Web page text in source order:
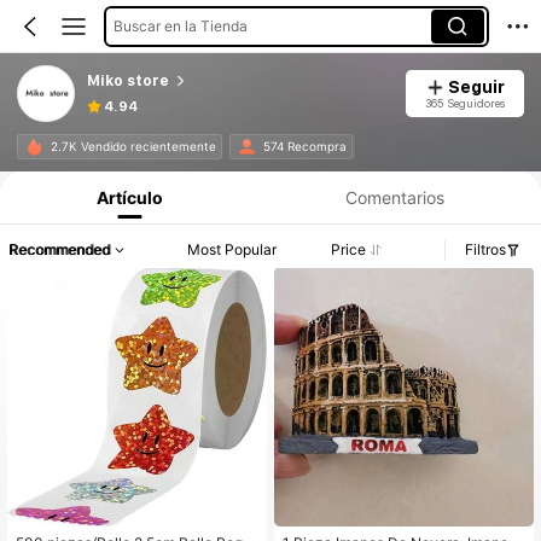
Buscar en la Tienda
Miko store
4.94
Seguir
365 Seguidores
2.7K Vendido recientemente 574 Recompra
Artículo Comentarios
Recommended Most Popular Price Filtros